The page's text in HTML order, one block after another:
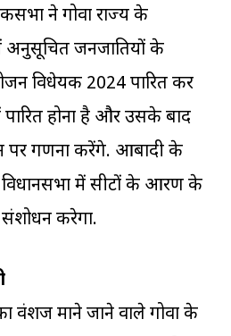
ने गोवा राज्य के
में अनुसूचित जनजातियों के
विधेयक 2024 पारित कर
होना है और उसके बाद
गणना करेंगे. आबादी के
में सीटों के आरक्षण के
करेगा.
वंशज माने जाने वाले गोवा के